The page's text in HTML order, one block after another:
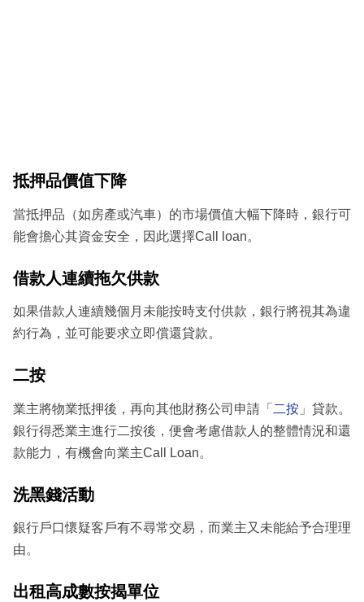
抵押品價值下降
當抵押品（如房產或汽車）的市場價值大幅下降時，銀行可
能會擔心其資金安全，因此選擇Call loan。
借款人連續拖欠供款
如果借款人連續幾個月未能按時支付供款，銀行將視其為違
約行為，並可能要求立即償還貸款。
二按
業主將物業抵押後，再向其他財務公司申請「 二按 」貸款。
銀行得悉業主進行二按後，便會考慮借款人的整體情況和還
款能力，有機會向業主Call Loan。
洗黑錢活動
銀行戶口懷疑客戶有不尋常交易，而業主又未能給予合理理
由。
出租高成數按揭單位